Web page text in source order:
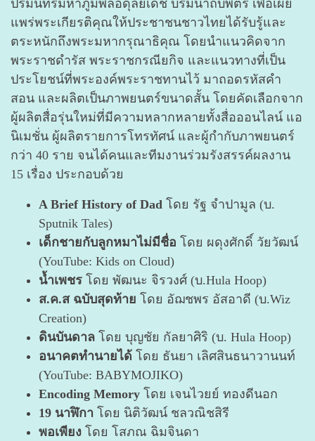
ปรมินทรมหาภูมิพลอดุลยเดช บรมนาถบพิตร เพื่อเผย
แพร่พระเกียรติคุณให้ประชาชนชาวไทยได้รับรู้และ
ตระหนักถึงพระมหากรุณาธิคุณ โดยนำแนวคิดจาก
พระราชดำรัส พระราชกรณียกิจ และแนวทางที่เป็น
ประโยชน์ที่พระองค์พระราชทานไว้ มาถอดรหัสคำ
สอน และผลิตเป็นภาพยนตร์ขนาดสั้น โดยคัดเลือกจาก
ผู้ผลิตสื่อรุ่นใหม่ที่มีความหลากหลายทั้งสื่อออนไลน์ แอ
นิเมชั่น ผู้ผลิตรายการโทรทัศน์ และผู้กำกับภาพยนตร์
กว่า 40 ราย จนได้คนและทีมงานร่วมรังสรรค์ผลงาน
15 เรื่อง ประกอบด้วย
A Brief History of Dad โดย รัฐ จำปามูล (บ.
Sputnik Tales)
เด็กชายกับลูกหมาไม่มีชื่อ โดย ผดุงศักดิ์ วัยวัฒน์
(YouTube: Kids on Cloud)
น้ำเพชร โดย พัฒนะ จิรวงศ์ (บ.Hula Hoop)
ส.ค.ส ฉบับสุดท้าย โดย อัฌชพร อัสอาดี (บ.Wiz
Creation)
ดินบันดาล โดย บุญชัย กัลยาศิริ (บ. Hula Hoop)
อนาคตทำนายได้ โดย ธันยา เลิศสินธนาวานนท์
(YouTube: BABYMOJIKO)
Encoding Memory โดย เจนไวยย์ ทองดีนอก
19 นาฬิกา โดย นิติวัฒน์ ชลวณิชสิรี
พอเพียง โดย โสภณ ฉิมจินดา